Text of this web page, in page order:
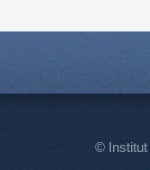
© Institut